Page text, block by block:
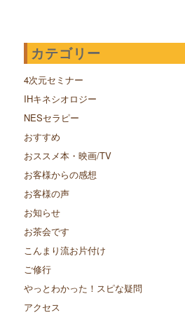
カテゴリー
4次元セミナー
IHキネシオロジー
NESセラピー
おすすめ
おススメ本・映画/TV
お客様からの感想
お客様の声
お知らせ
お茶会です
こんまり流お片付け
ご修行
やっとわかった！スピな疑問
アクセス